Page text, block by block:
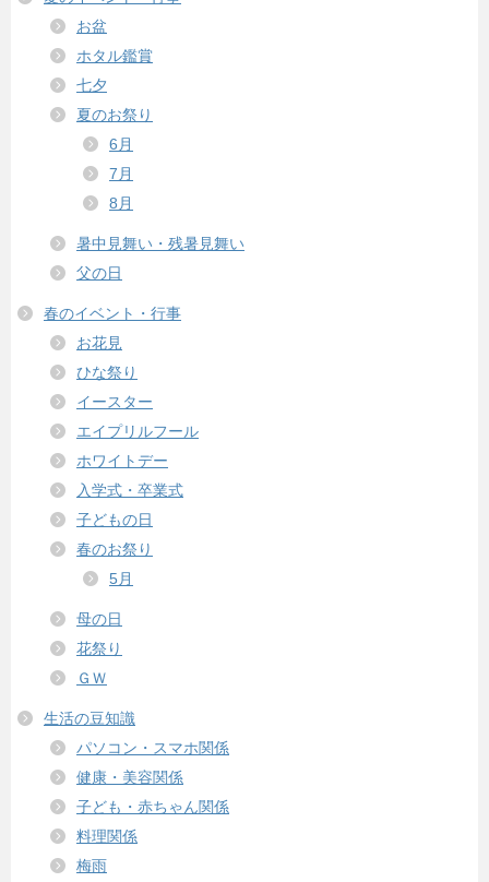
お盆
ホタル鑑賞
七夕
夏のお祭り
6月
7月
8月
暑中見舞い・残暑見舞い
父の日
春のイベント・行事
お花見
ひな祭り
イースター
エイプリルフール
ホワイトデー
入学式・卒業式
子どもの日
春のお祭り
5月
母の日
花祭り
ＧＷ
生活の豆知識
パソコン・スマホ関係
健康・美容関係
子ども・赤ちゃん関係
料理関係
梅雨